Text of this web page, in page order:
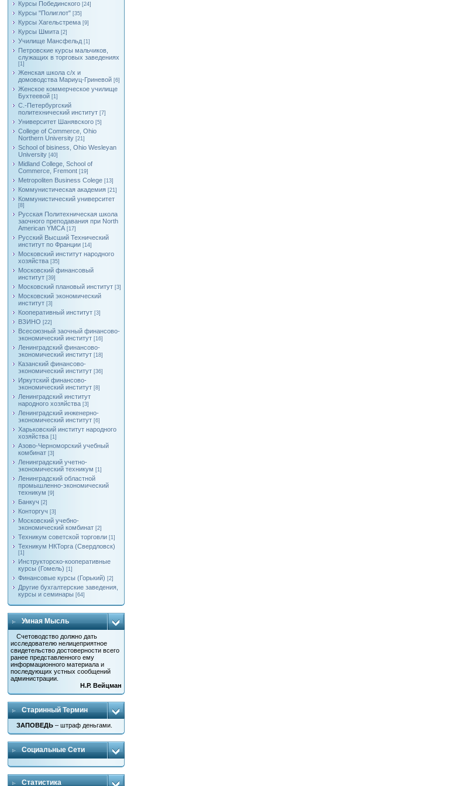
Курсы Побединского [24]
Курсы "Полиглот" [35]
Курсы Хагельстрема [9]
Курсы Шмита [2]
Училище Мансфельд [1]
Петровские курсы мальчиков,
служащих в торговых заведениях
[1]
Женская школа с/х и
домоводства Мариуц-Гриневой [6]
Женское коммерческое училище
Бухтеевой [1]
С.-Петербургский
политехнический институт [7]
Университет Шанявского [5]
College of Commerce, Ohio
Northern University [21]
School of bisiness, Ohio Wesleyan
University [40]
Midland College, School of
Commerce, Fremont [19]
Metropoliten Business Colege [13]
Коммунистическая академия [21]
Коммунистический университет
[8]
Русская Политехническая школа
заочного преподавания при North
American YMCA [17]
Русский Высший Технический
институт по Франции [14]
Московский институт народного
хозяйства [35]
Московский финансовый
институт [39]
Московский плановый институт [3]
Московский экономический
институт [3]
Кооперативный институт [3]
ВЗИНО [22]
Всесоюзный заочный финансово-
экономический институт [16]
Ленинградский финансово-
экономический институт [18]
Казанский финансово-
экономический институт [36]
Иркутский финансово-
экономический институт [8]
Ленинградский институт
народного хозяйства [3]
Ленинградский инженерно-
экономический институт [6]
Харьковский институт народного
хозяйства [1]
Азово-Черноморский учебный
комбинат [3]
Ленинградский учетно-
экономический техникум [1]
Ленинградский областной
промышленно-экономический
техникум [9]
Банкуч [2]
Конторгуч [3]
Московский учебно-
экономический комбинат [2]
Техникум советской торговли [1]
Техникум НКТорга (Свердловск)
[1]
Инструкторско-кооперативные
курсы (Гомель) [1]
Финансовые курсы (Горький) [2]
Другие бухгалтерские заведения,
курсы и семинары [64]
Умная Мысль
Счетоводство должно дать
исследователю нелицеприятное
свидетельство достоверности всего
ранее представленного ему
информационного материала и
последующих устных сообщений
администрации.
Н.Р. Вейцман
Старинный Термин
ЗАПОВЕДЬ – штраф деньгами.
Социальные Сети
Статистика